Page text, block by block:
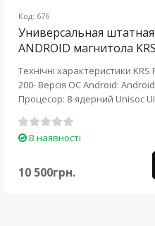
Код: 676
Универсальная штатная
ANDROID магнитола
Технічні характеристики KRS
200- Версія ОС Android:
Процесор: 8-ядерний Unisoc
В наявності
10 500грн.